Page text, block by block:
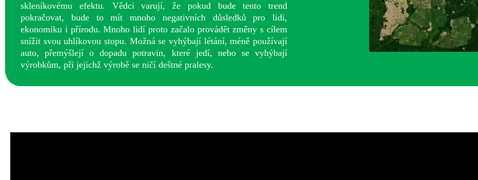
skleníkovému efektu. Vědci varují, že pokud bude tento trend
pokračovat, bude to mít mnoho negativních důsledků pro lidi,
ekonomiku i přírodu. Mnoho lidí proto začalo provádět změny s cílem
snížit svou uhlíkovou stopu. Možná se vyhýbají létání, méně používají
auto, přemýšlejí o dopadu potravin, které jedí, nebo se vyhýbají
výrobkům, při jejichž výrobě se ničí deštné pralesy.